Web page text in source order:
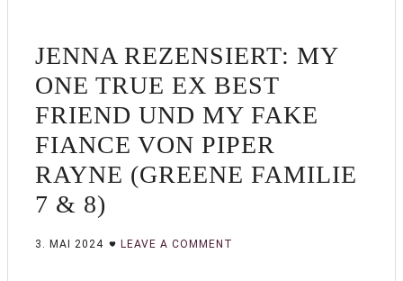
JENNA REZENSIERT: MY
ONE TRUE EX BEST
FRIEND UND MY FAKE
FIANCE VON PIPER
RAYNE (GREENE FAMILIE
7 & 8)
3. MAI 2024 LEAVE A COMMENT